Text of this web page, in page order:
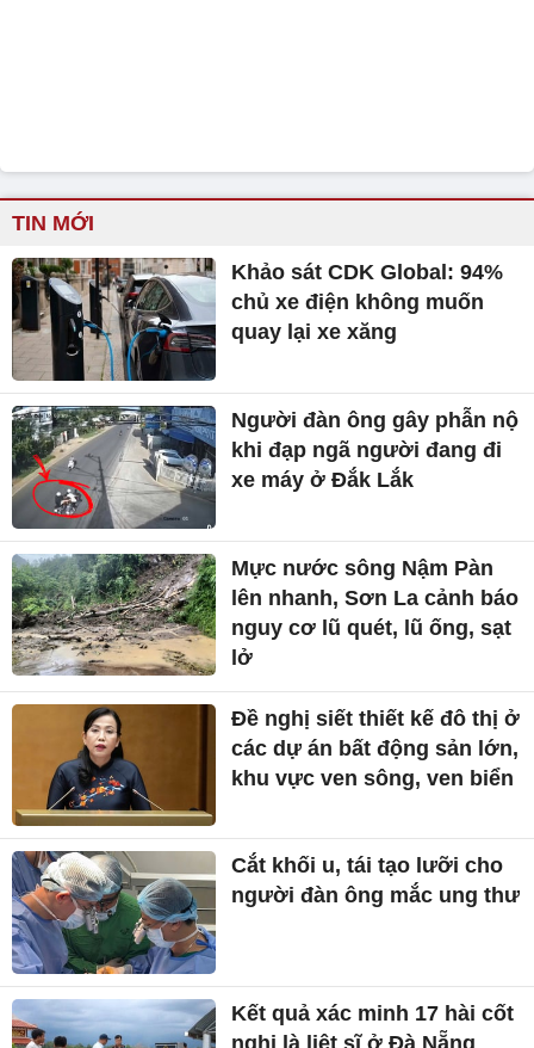
TIN MỚI
Khảo sát CDK Global: 94%
chủ xe điện không muốn
quay lại xe xăng
Người đàn ông gây phẫn nộ
khi đạp ngã người đang đi
xe máy ở Đắk Lắk
Mực nước sông Nậm Pàn
lên nhanh, Sơn La cảnh báo
nguy cơ lũ quét, lũ ống, sạt
lở
Đề nghị siết thiết kế đô thị ở
các dự án bất động sản lớn,
khu vực ven sông, ven biển
Cắt khối u, tái tạo lưỡi cho
người đàn ông mắc ung thư
Kết quả xác minh 17 hài cốt
nghi là liệt sĩ ở Đà Nẵng